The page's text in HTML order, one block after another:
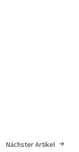
Nächster Artikel